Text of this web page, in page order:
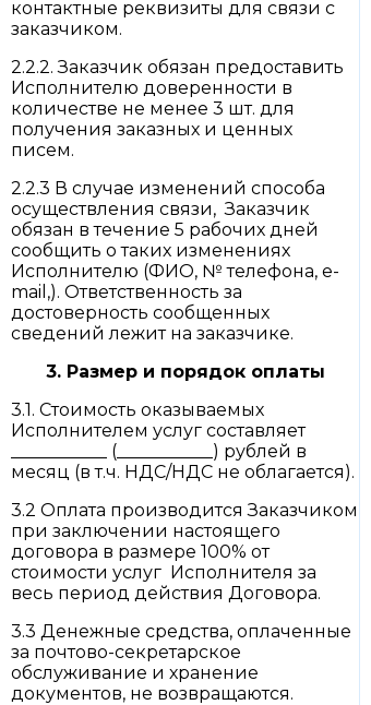
контактные реквизиты для связи с
заказчиком.
2.2.2. Заказчик обязан предоставить
Исполнителю доверенности в
количестве не менее 3 шт. для
получения заказных и ценных
писем.
2.2.3 В случае изменений способа
осуществления связи, Заказчик
обязан в течение 5 рабочих дней
сообщить о таких изменениях
Исполнителю (ФИО, № телефона, е-
mail,). Ответственность за
достоверность сообщенных
сведений лежит на заказчике.
3. Размер и порядок оплаты
3.1. Стоимость оказываемых
Исполнителем услуг составляет
___________ (___________) рублей в
месяц (в т.ч. НДС/НДС не облагается).
3.2 Оплата производится Заказчиком
при заключении настоящего
договора в размере 100% от
стоимости услуг Исполнителя за
весь период действия Договора.
3.3 Денежные средства, оплаченные
за почтово-секретарское
обслуживание и хранение
документов, не возвращаются.